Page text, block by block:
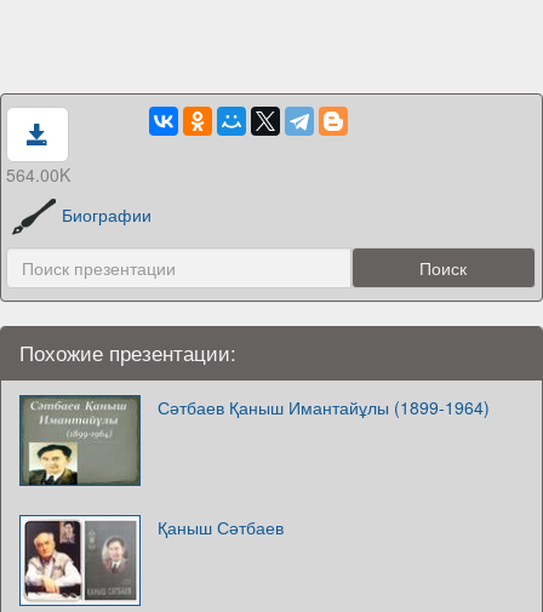
564.00K
Биографии
Похожие презентации:
Сәтбаев Қаныш Имантайұлы (1899-1964)
Қаныш Сәтбаев